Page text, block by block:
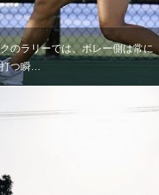
のラリーでは、ボレー側は常に
つ瞬…